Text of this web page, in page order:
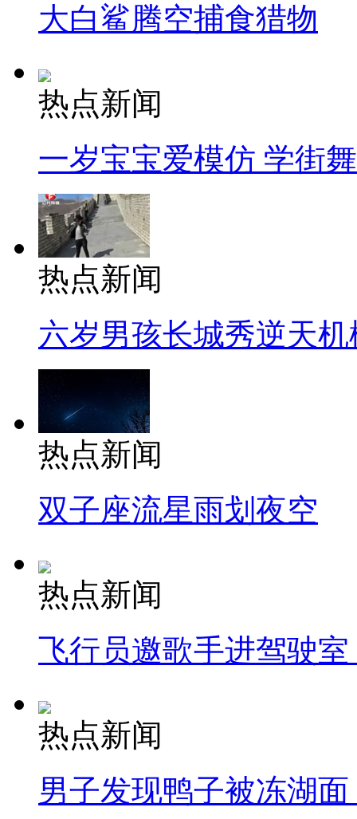
大白鲨腾空捕食猎物
热点新闻
一岁宝宝爱模仿 学街
热点新闻
六岁男孩长城秀逆天机
热点新闻
双子座流星雨划夜空
热点新闻
飞行员邀歌手进驾驶
热点新闻
男子发现鸭子被冻湖